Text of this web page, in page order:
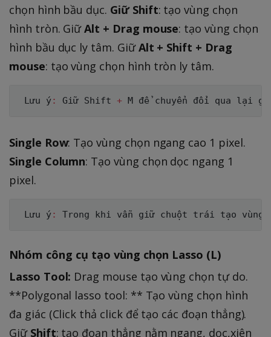
chọn hình bầu dục. Giữ Shift: tạo vùng chọn
hình tròn. GiữAlt + Drag mouse: tạo vùng chọn
hình bầu dục ly tâm. GiữAlt + Shift + Drag
mouse: tạo vùng chọn hình tròn ly tâm.
Lưu ý: Giữ Shift + M để chuyển đổi qua lại
Single Row: Tạo vùng chọn ngang cao 1 pixel.
Single Column: Tạo vùng chọn dọc ngang 1
pixel.
Lưu ý: Trong khi vẫn giữ chuột trái tạo vùng
Nhóm công cụ tạo vùng chọn Lasso (L)
Lasso Tool: Drag mouse tạo vùng chọn tự do.
**Polygonal lasso tool: ** Tạo vùng chọn hình
đa giác (Click thả click để tạo các đoạn thẳng).
Giữ Shift: tạo đoạn thẳng nằm ngang, dọc,xiên